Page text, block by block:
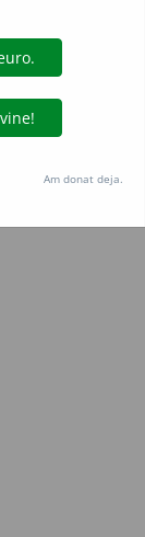
automată
oficial spre utilizare
Hosterion
Am donat deja.